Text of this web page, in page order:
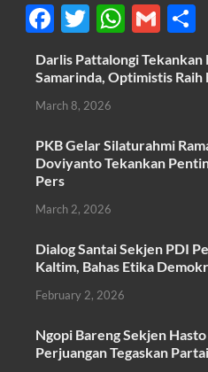
F
ac
e
b
o
o
k
T
w
itt
er
W
h
at
A
p
G
m
ail
h
Darlis Pattalongi Tekankan
Samarinda, Optimistis Raih
March 8, 2026
PKB Gelar Silaturahmi
Doviyanto Tekankan
Pers
March 2, 2026
Dialog Santai Sekjen PDI
Kaltim, Bahas Etika
February 2, 2026
Ngopi Bareng Sekjen
Perjuangan Tegaskan